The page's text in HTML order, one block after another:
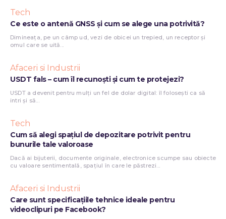
Tech
Ce este o antenă GNSS și cum se alege una potrivită?
Dimineața, pe un câmp ud, vezi de obicei un trepied, un receptor și
omul care se uită...
Afaceri si Industrii
USDT fals – cum îl recunoști și cum te protejezi?
USDT a devenit pentru mulți un fel de dolar digital: îl folosești ca să
intri și să...
Tech
Cum să alegi spațiul de depozitare potrivit pentru
bunurile tale valoroase
Dacă ai bijuterii, documente originale, electronice scumpe sau obiecte
cu valoare sentimentală, spațiul în care le păstrezi...
Afaceri si Industrii
Care sunt specificațiile tehnice ideale pentru
videoclipuri pe Facebook?